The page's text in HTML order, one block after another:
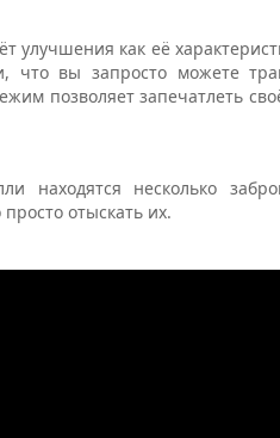
как её
что вы запросто можете
позволяет запечатлеть
находятся несколько
отыскать их.